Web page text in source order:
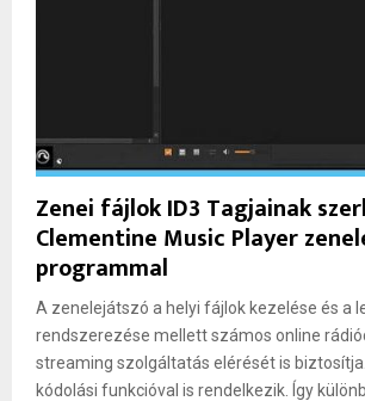
Zenei fájlok ID3 Tagjainak
Clementine Music Player
programmal
A zenelejátszó a helyi fájlok kezelése és a
rendszerezése mellett számos online
streaming szolgáltatás elérését is
kódolási funkcióval is rendelkezik. Így